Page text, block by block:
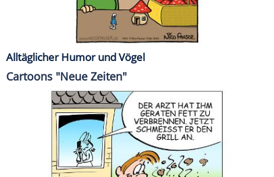
Alltäglicher Humor und Vögel
Cartoons "Neue Zeiten"